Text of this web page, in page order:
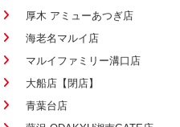
厚木 アミューあつぎ店
海老名マルイ店
マルイファミリー溝口店
大船店【閉店】
青葉台店